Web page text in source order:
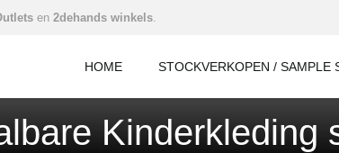
en 2dehands winkels.
HOME STOCKVERKOPEN / SAMPLE
Kinderkleding